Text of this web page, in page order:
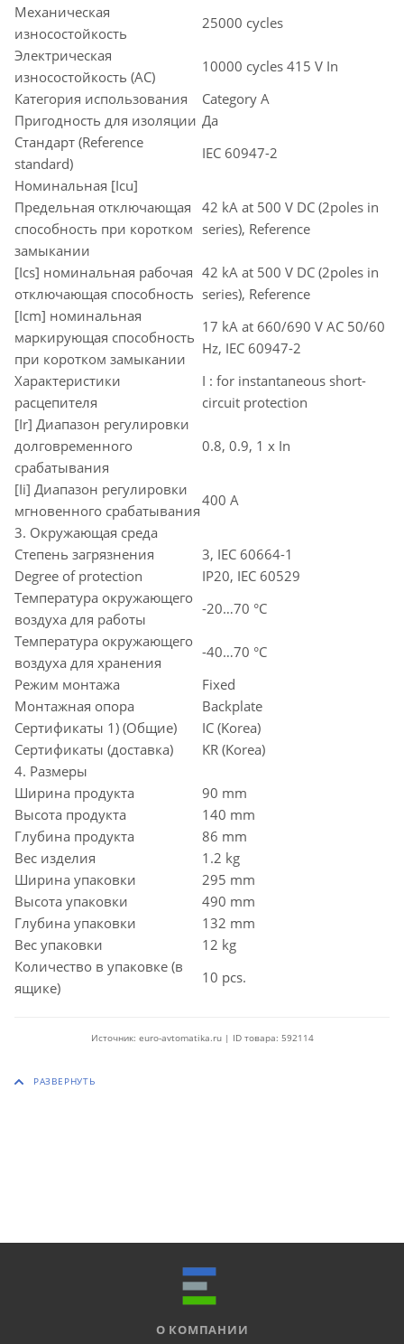
Механическая
износостойкость
25000 cycles
Электрическая
износостойкость (AC)
10000 cycles 415 V In
Категория использования
Category A
Пригодность для изоляции Да
Стандарт (Reference
standard)
IEC 60947-2
Номинальная [Icu]
Предельная отключающая
способность при коротком
замыкании
42 kA at 500 V DC (2poles in
series), Reference
[Ics] номинальная рабочая
отключающая способность
42 kA at 500 V DC (2poles in
series), Reference
[Icm] номинальная
маркирующая способность
при коротком замыкании
17 kA at 660/690 V AC 50/60
Hz, IEC 60947-2
Характеристики
расцепителя
I : for instantaneous short-
circuit protection
[Ir] Диапазон регулировки
долговременного
срабатывания
0.8, 0.9, 1 x In
[Ii] Диапазон регулировки
мгновенного срабатывания
400 A
3. Окружающая среда
Степень загрязнения
3, IEC 60664-1
Degree of protection
IP20, IEC 60529
Температура окружающего
воздуха для работы
-20…70 °C
Температура окружающего
воздуха для хранения
-40…70 °C
Режим монтажа
Fixed
Монтажная опора
Backplate
Сертификаты 1) (Общие)
IC (Korea)
Сертификаты (доставка)
KR (Korea)
4. Размеры
Ширина продукта
90 mm
Высота продукта
140 mm
Глубина продукта
86 mm
Вес изделия
1.2 kg
Ширина упаковки
295 mm
Высота упаковки
490 mm
Глубина упаковки
132 mm
Вес упаковки
12 kg
Количество в упаковке (в
ящике)
10 pcs.
Источник: euro-avtomatika.ru | ID товара: 592114
О КОМПАНИИ